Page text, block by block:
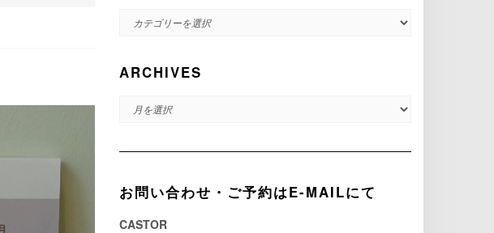
CATEGORIES
ARCHIVES
ARCHIVES
お問い合わせ・ご予約はE-MAILにて
CASTOR